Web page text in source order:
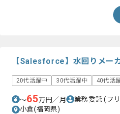
【Salesforce】水回りメー
20代活躍中 30代活躍中 40代活
〜65万円／月 業務委託(フ
小倉(福岡県)